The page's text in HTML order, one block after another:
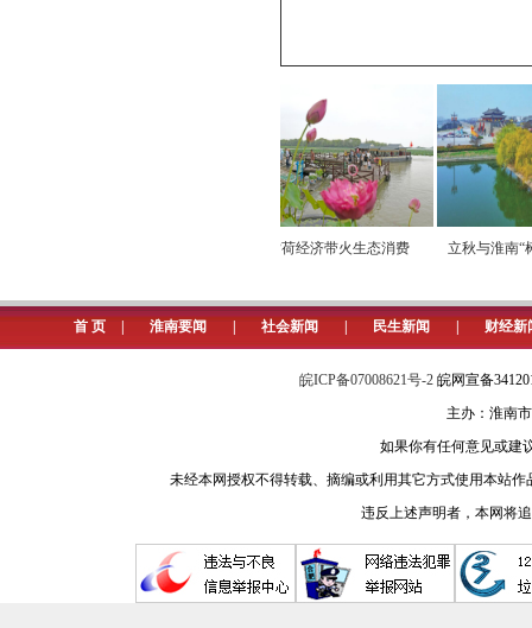
赏荷经济带火生态消费 立秋与淮南“
首 页 淮南要闻 社会新闻 民生新闻 财经新
皖ICP备07008621号-2 皖网宣备
主办：淮南
如果你有任何意见或建
未经本网授权不得转载、摘编或利用其它方式使用本站
违反上述声明者，本网将